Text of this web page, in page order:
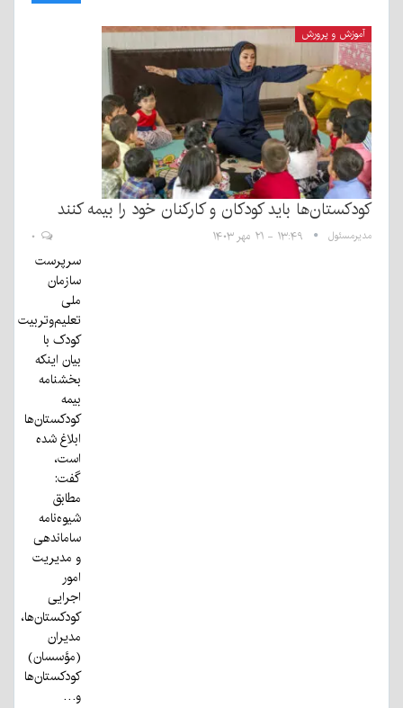
آموزش و پرورش
کودکستان‌ها باید کودکان و کارکنان خود را بیمه کنند
مدیرمسئول ۱۳:۴۹ - ۲۱ مهر ۱۴۰۳
سرپرست
سازمان
ملی
تعلیم‌وتربیت
کودک با
بیان اینکه
بخشنامه
بیمه
کودکستان‌ها
ابلاغ شده
است،
گفت:
مطابق
شیوه‌نامه
ساماندهی
و مدیریت
امور
اجرایی
کودکستان‌ها،
مدیران
(مؤسسان)
کودکستان‌ها
و…